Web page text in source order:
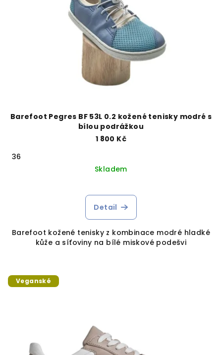
Barefoot Pegres BF 53L 0.2 kožené tenisky modré s
bílou podrážkou
1 800 Kč
36
Skladem
Detail
Barefoot kožené tenisky z kombinace modré hladké
kůže a síťoviny na bílé miskové podešvi
Veganské